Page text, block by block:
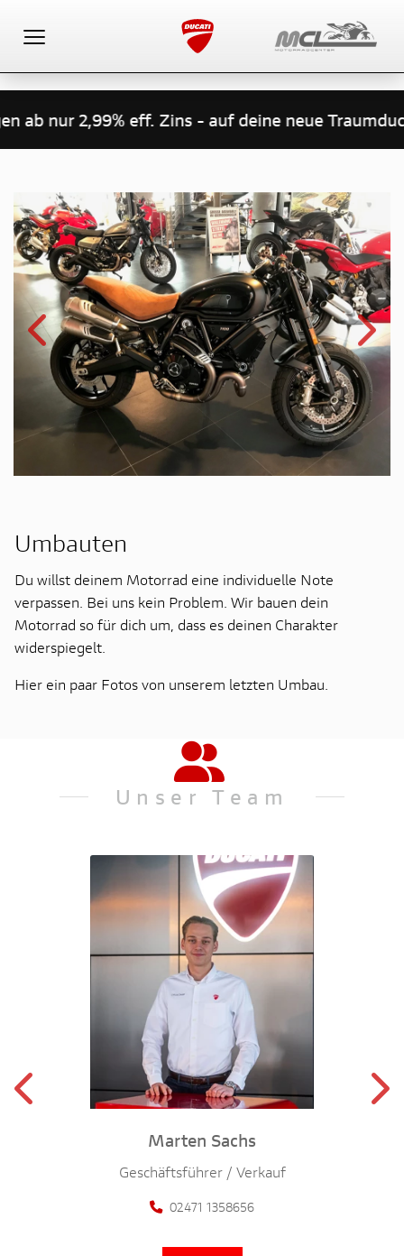
nur 2,99% eff. Zins - auf deine neue
Umbauten
Du willst deinem Motorrad eine individuelle Note
verpassen. Bei uns kein Problem. Wir bauen dein
Motorrad so für dich um, dass es deinen Charakter
widerspiegelt.
Hier ein paar Fotos von unserem letzten Umbau.
Unser Team
Marten Sachs
Geschäftsführer / Verkauf
02471 1358656